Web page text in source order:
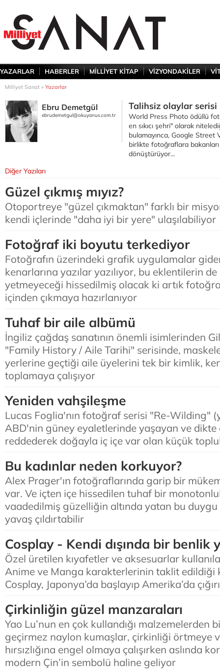
YAZARLAR HABERLER MİLLİYET KİTAP VİZYONDAKİLER
Milliyet Sanat » Yazarlar
Ebru Demetgül
ebrudemetgul@okuyanus.com.tr
Talihsiz olaylar serisi
World Press Photo ödüllü
en sıkıcı şehri" olarak
bulamayınca, Google
birlikte fotoğraflara
dönüştürüyor...
Diğer Yazıları
Güzel çıkmış mıyız?
Otoportreye "güzel çıkmaktan" farklı bir
kendi içlerinde "daha iyi bir yere" ulaşılabiliyor
Fotoğraf iki boyutu terkediyor
Fotoğrafın üzerindeki grafik uygulamalar
kenarlarına yazılar yazılıyor, bu eklentilerin
yetmeyeceği hissedilmiş olacak ki artık
içinden çıkmaya hazırlanıyor
Tuhaf bir aile albümü
İngiliz çağdaş sanatının önemli isimlerinden
"Family History / Aile Tarihi" serisinde,
yerlerine geçtiği aile üyelerini tek bir kimlik,
toplamaya çalışıyor
Yeniden vahşileşme
Lucas Foglia'nın fotoğraf serisi "Re-Wilding"
ABD'nin güney eyaletlerinde yaşayan ve dikte
reddederek doğayla iç içe var olan küçük
Bu kadınlar neden korkuyor?
Alex Prager'ın fotoğraflarında garip bir
var. Ve içten içe hissedilen tuhaf bir
vaadedilmiş güzelliğin altında yatan bu duygu
yavaş çıldırtabilir
Cosplay - Kendi dışında bir benlik
Özel üretilen kıyafetler ve aksesuarlar
Anime ve Manga karakterlerinin taklit edildiği
Cosplay, Japonya’da başlayıp Amerika’da
Çirkinliğin güzel manzaraları
Yao Lu’nun en çok kullandığı malzemelerden
geçirmez naylon kumaşlar, çirkinliği örtmeye
hırsızlığına engel olmaya çalışırken aslında
modern Çin’in sembolü haline geliyor